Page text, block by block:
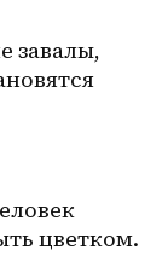
завалы,
цветком.